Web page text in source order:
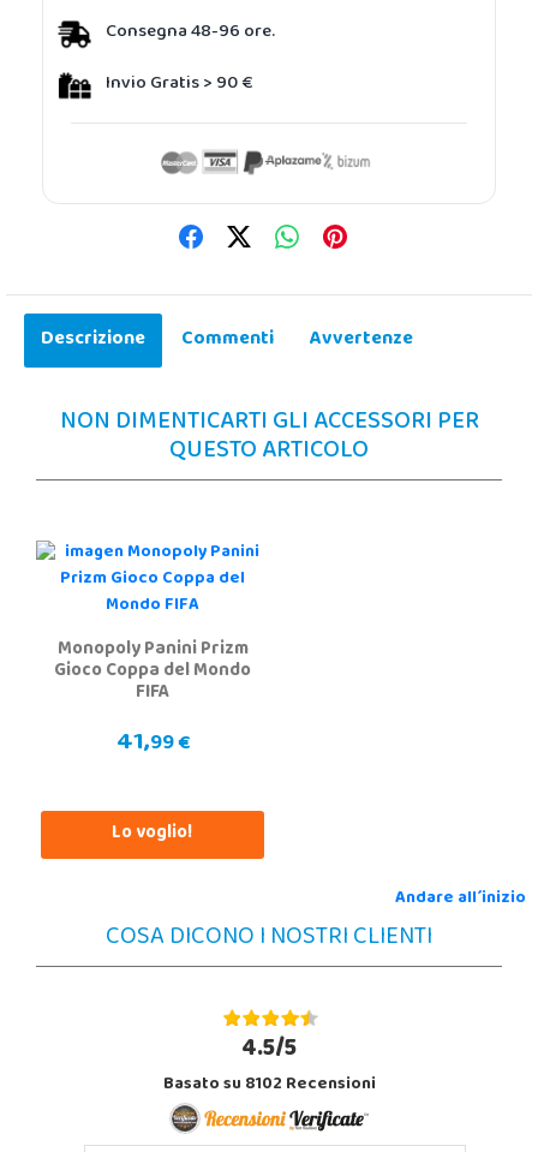
Consegna 48-96 ore.
Invio Gratis > 90 €
Descrizione Commenti Avvertenze
NON DIMENTICARTI GLI ACCESSORI PER
QUESTO ARTICOLO
Monopoly Panini Prizm
Gioco Coppa del Mondo
FIFA
41,99 €
Lo voglio!
Andare all´inizio
COSA DICONO I NOSTRI CLIENTI
4.5/5
Basato su 8102 Recensioni